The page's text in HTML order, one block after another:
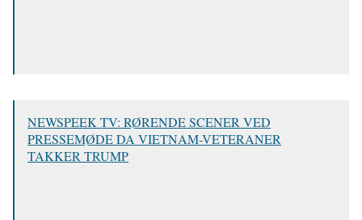
NEWSPEEK TV: RØRENDE SCENER VED
PRESSEMØDE DA VIETNAM-VETERANER
TAKKER TRUMP